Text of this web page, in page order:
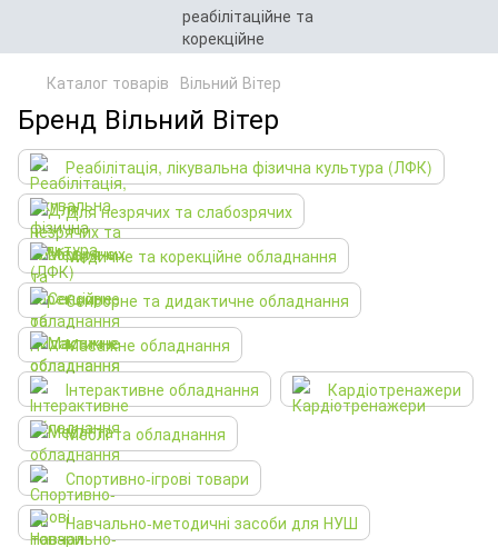
Каталог товарів Вільний Вітер
Бренд Вільний Вітер
Реабілітація, лікувальна фізична культура (ЛФК)
Для незрячих та слабозрячих
Медичне та корекційне обладнання
Сенсорне та дидактичне обладнання
Масажне обладнання
Інтерактивне обладнання
Кардіотренажери
Меблі та обладнання
Спортивно-ігрові товари
Навчально-методичні засоби для НУШ